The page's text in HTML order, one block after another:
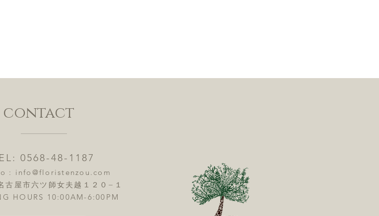
contact
0568-48-1187
: info@floristenzou.com
古屋市六ツ師女夫越１２０−１
HOURS 10:00AM-6:00PM